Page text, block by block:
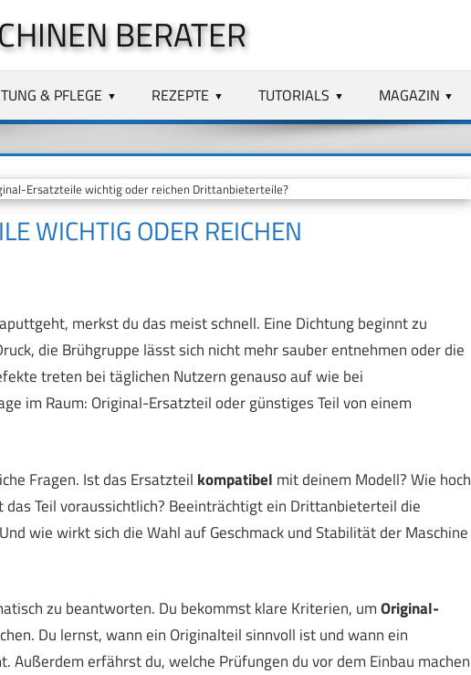
BERATER
& PFLEGE REZEPTE TUTORIALS MAGAZIN
Ersatzteile wichtig oder reichen Drittanbieterteile?
WICHTIG ODER REICHEN
merkst du das meist schnell. Eine Dichtung beginnt zu
die Brühgruppe lässt sich nicht mehr sauber entnehmen oder die
treten bei täglichen Nutzern genauso auf wie bei
im Raum: Original-Ersatzteil oder günstiges Teil von einem
Fragen. Ist das Ersatzteil kompatibel mit deinem Modell? Wie hoch
Teil voraussichtlich? Beeinträchtigt ein Drittanbieterteil die
wie wirkt sich die Wahl auf Geschmack und Stabilität der Maschine
zu beantworten. Du bekommst klare Kriterien, umOriginal-
Du lernst, wann ein Originalteil sinnvoll ist und wann ein
erfährst du, welche Prüfungen du vor dem Einbau machen